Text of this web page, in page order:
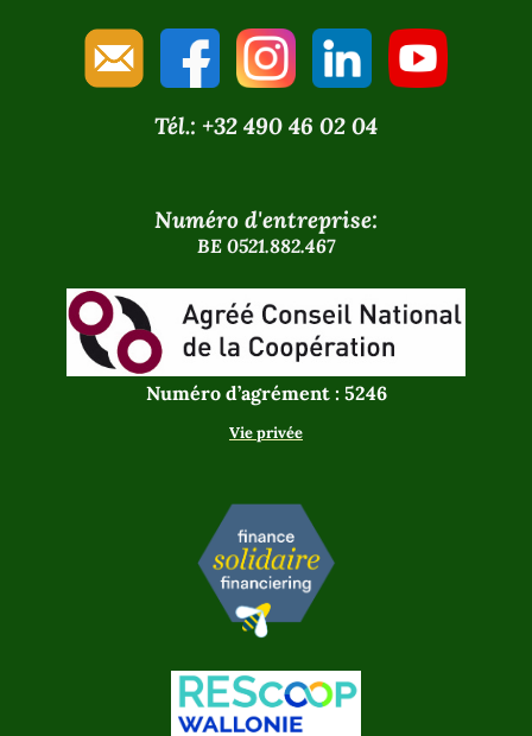
Tél.: +32 490 46 02 04
Numéro d'entreprise:
BE 0521.882.467
Numéro d’agrément : 5246
Vie privée